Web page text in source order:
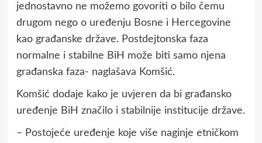
jednostavno ne možemo govoriti o bilo čemu
drugom nego o uređenju Bosne i Hercegovine
kao građanske države. Postdejtonska faza
normalne i stabilne BiH može biti samo njena
građanska faza- naglašava Komšić.
Komšić dodaje kako je uvjeren da bi građansko
uređenje BiH značilo i stabilnije institucije države.
– Postojeće uređenje koje više naginje etničkom